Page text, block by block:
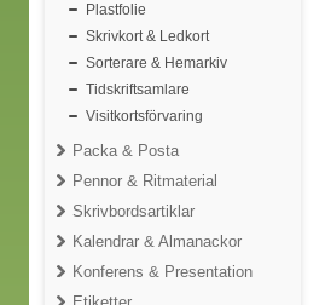
Plastfolie
Skrivkort & Ledkort
Sorterare & Hemarkiv
Tidskriftsamlare
Visitkortsförvaring
Packa & Posta
Pennor & Ritmaterial
Skrivbordsartiklar
Kalendrar & Almanackor
Konferens & Presentation